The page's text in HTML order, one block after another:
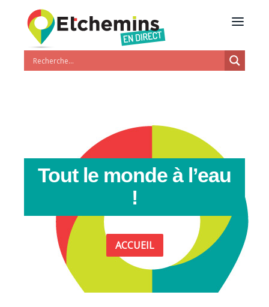
Tout le monde à l’eau
!
ACCUEIL